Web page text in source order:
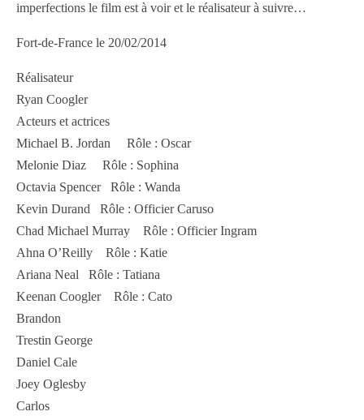
imperfections le film est à voir et le réalisateur à suivre…
Fort-de-France le 20/02/2014
Réalisateur
Ryan Coogler
Acteurs et actrices
Michael B. Jordan Rôle : Oscar
Melonie Diaz Rôle : Sophina
Octavia Spencer Rôle : Wanda
Kevin Durand Rôle : Officier Caruso
Chad Michael Murray Rôle : Officier Ingram
Ahna O’Reilly Rôle : Katie
Ariana Neal Rôle : Tatiana
Keenan Coogler Rôle : Cato
Brandon
Trestin George
Daniel Cale
Joey Oglesby
Carlos